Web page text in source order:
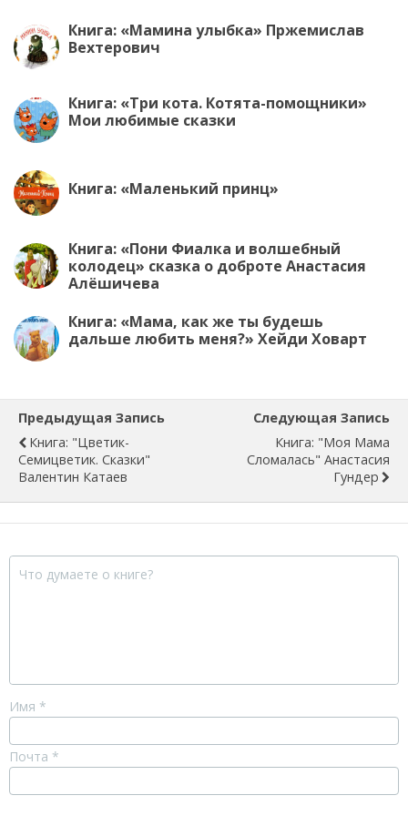
Книга: «Мамина улыбка» Пржемислав
Вехтерович
Книга: «Три кота. Котята-помощники»
Мои любимые сказки
Книга: «Маленький принц»
Книга: «Пони Фиалка и волшебный
колодец» сказка о доброте Анастасия
Алёшичева
Книга: «Мама, как же ты будешь
дальше любить меня?» Хейди Ховарт
Предыдущая Запись
Книга: "Цветик-
Семицветик. Сказки"
Валентин Катаев
Следующая Запись
Книга: "Моя Мама
Сломалась" Анастасия
Гундер
Имя *
Почта *